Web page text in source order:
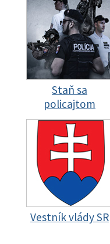
Staň sa
policajtom
Vestník vlády SR